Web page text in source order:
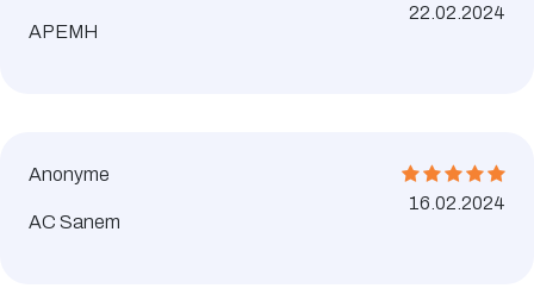
APEMH
22.02.2024
Anonyme
AC Sanem
16.02.2024